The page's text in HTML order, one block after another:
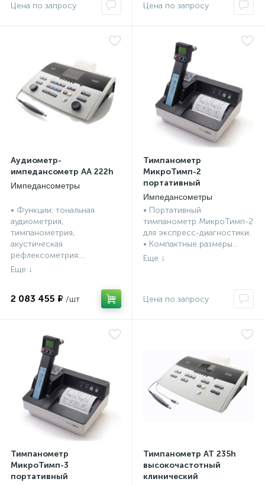
Аудиометр-
импедансометр АА 222h
Импедансометры
• Функции: тональная
аудиометрия,
тимпанометрия,
акустическая
рефлексометрия....
2 083 455 ₽
Тимпанометр
МикроТимп-2
портативный
Импедансометры
• Портативный
тимпанометр МикроТимп-2
для экспресс-диагностики.
• Компактные размеры...
Тимпанометр
МикроТимп-3
портативный
Тимпанометр AT 235h
высокочастотный
клинический